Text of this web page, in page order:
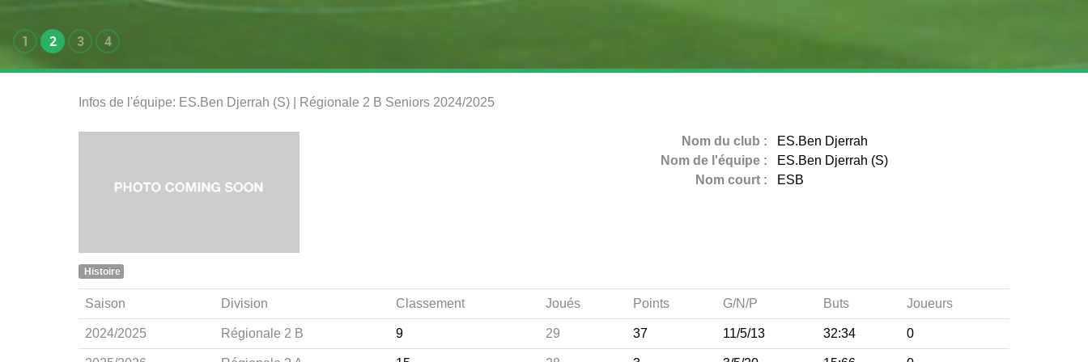
1 2 3 4
Infos de l'équipe: ES.Ben Djerrah (S) | Régionale 2 B Seniors 2024/2025
Nom du club :
ES.Ben Djerrah
Nom de l'équipe :
ES.Ben Djerrah (S)
Nom court :
ESB
Histoire
Saison Division Classement Joués Points G/N/P Buts Joueurs
2024/2025 Régionale 2 B 9 29 37 11/5/13 32:34 0